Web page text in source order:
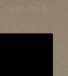
* が付いている